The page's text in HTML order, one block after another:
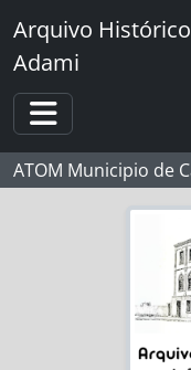
Skip to main content
Arquivo
Adami
Toggle
ATOM Municipio de